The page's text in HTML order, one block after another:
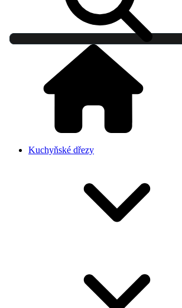
Kuchyňské dřezy